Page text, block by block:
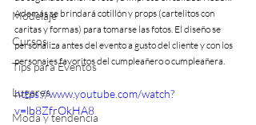
Modelaje
Cursos
Tips para Eventos
Lugares
Moda y tendencia
Además se brindará cotillón y props (cartelitos con
caritas y formas) para tomarse las fotos. El diseño se
personaliza antes del evento a gusto del cliente y con los
personajes favoritos del cumpleañero o cumpleañera.
https://www.youtube.com/watch?
v=lb8ZfrOkHA8